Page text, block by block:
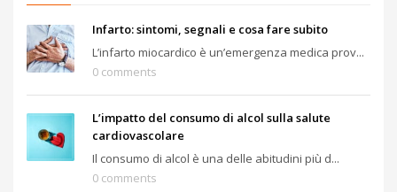
Infarto: sintomi, segnali e cosa fare subito
L’infarto miocardico è un’emergenza medica prov...
0 comments
L’impatto del consumo di alcol sulla salute
cardiovascolare
Il consumo di alcol è una delle abitudini più d...
0 comments